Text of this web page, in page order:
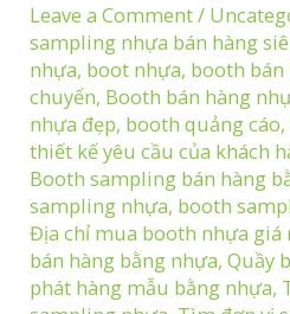
Leave a Comment/
sampling nhựa bán hàng
nhựa, boot nhựa, booth bán
chuyển, Booth bán hàng
nhựa đẹp, booth quảng cáo,
thiết kế yêu cầu của khách
Booth sampling bán hàng
sampling nhựa, booth
Địa chỉ mua booth nhựa giá
bán hàng bằng nhựa,Quầy
phát hàng mẫu bằng nhựa,